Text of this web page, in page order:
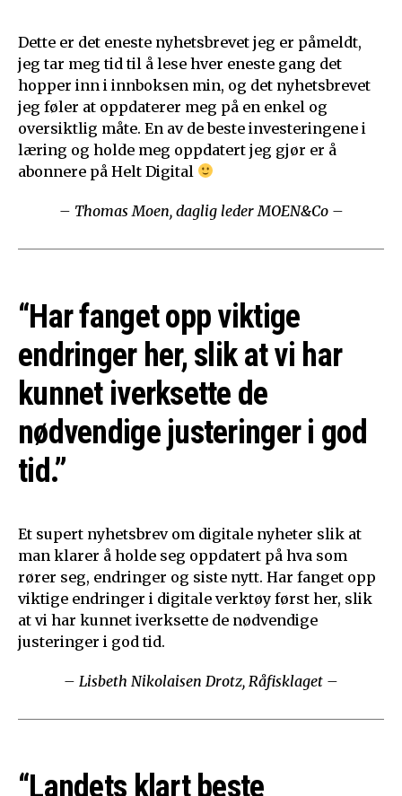
Dette er det eneste nyhetsbrevet jeg er påmeldt,
jeg tar meg tid til å lese hver eneste gang det
hopper inn i innboksen min, og det nyhetsbrevet
jeg føler at oppdaterer meg på en enkel og
oversiktlig måte. En av de beste investeringene i
læring og holde meg oppdatert jeg gjør er å
abonnere på Helt Digital
– Thomas Moen, daglig leder MOEN&Co –
“Har fanget opp viktige
endringer her, slik at vi har
kunnet iverksette de
nødvendige justeringer i god
tid.”
Et supert nyhetsbrev om digitale nyheter slik at
man klarer å holde seg oppdatert på hva som
rører seg, endringer og siste nytt. Har fanget opp
viktige endringer i digitale verktøy først her, slik
at vi har kunnet iverksette de nødvendige
justeringer i god tid.
– Lisbeth Nikolaisen Drotz, Råfisklaget –
“Landets klart beste